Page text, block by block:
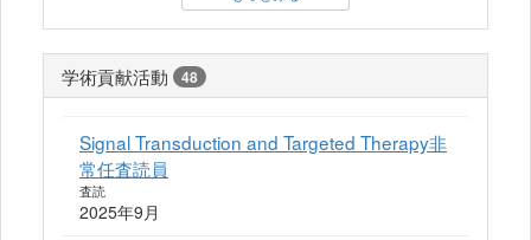
学術貢献活動 48
Signal Transduction and Targeted Therapy非
常任査読員
査読
2025年9月